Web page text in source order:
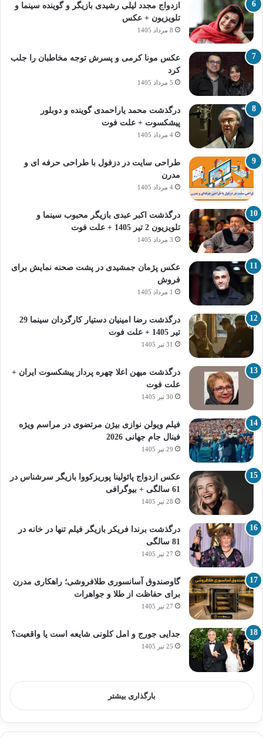
ازدواج مجدد لیلی رشیدی بازیگر و گوینده سینما و
تلویزیون + عکس
8 مرداد 1405
عکس مونا کرمی و پسرش توجه مخاطبان را جلب
کرد
5 مرداد 1405
درگذشت محمد یاراحمدی گوینده و دوبلور
پیشکسوت + علت فوت
4 مرداد 1405
طراحی سایت در دزفول با طراحی حرفه‌ ای و
مدرن
4 مرداد 1405
درگذشت اکبر عبدی بازیگر محبوب سینما و
تلویزیون 2 تیر 1405 + علت فوت
3 مرداد 1405
عکس پژمان جمشیدی در پشت صحنه نمایش برای
فروش
1 مرداد 1405
درگذشت رضا امینیان دستیار کارگردان سینما 29
تیر 1405 + علت فوت
31 تیر 1405
درگذشت میهن اعلا چهره پرداز پیشکسوت ایران +
علت فوت
30 تیر 1405
فیلم ویولن نوازی بیژن مرتضوی در مراسم ویژه
فینال جام جهانی 2026
29 تیر 1405
عکس ازدواج پائولینا پوریزکووا بازیگر سرشناس در
61 سالگی + بیوگرافی
28 تیر 1405
درگذشت برندا فریکر بازیگر فیلم تنها در خانه در
81 سالگی
27 تیر 1405
گاوصندوق آسانسوری طلافروشی؛ راهکاری مدرن
برای حفاظت از طلا و جواهرات
27 تیر 1405
جدایی جورج و امل کلونی شایعه است یا واقعیت؟
25 تیر 1405
بارگذاری بیشتر